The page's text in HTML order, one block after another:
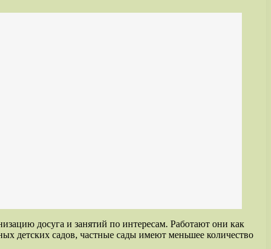
досуга и занятий по интересам. Работают они как
детских садов, частные сады имеют меньшее количество